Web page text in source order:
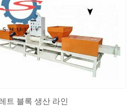
트 블록 생산 라인